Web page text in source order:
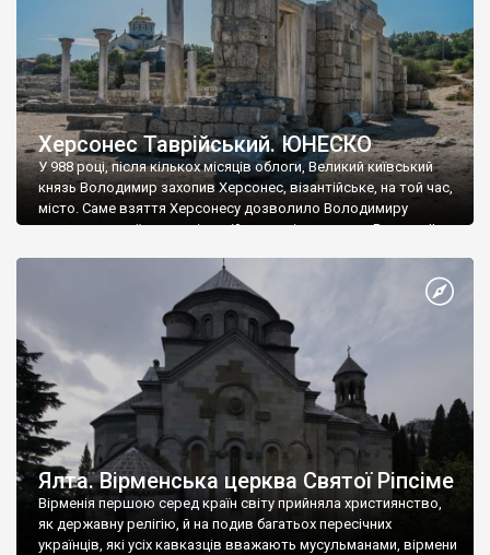
Херсонес Таврійський. ЮНЕСКО
У 988 році, після кількох місяців облоги, Великий київський
князь Володимир захопив Херсонес, візантійське, на той час,
місто. Саме взяття Херсонесу дозволило Володимиру
диктувати свої умови візантійському імператору Василю ІІ, та
Херсонесі Володимир-язичник, став Василем-християнином.
А потім було Хрещення Русі. На честь Херсонесу Таврійського
Ялта. Вірменська церква Святої Ріпсіме
Вірменія першою серед країн світу прийняла християнство,
як державну релігію, й на подив багатьох пересічних
українців, які усіх кавказців вважають мусульманами, вірмени